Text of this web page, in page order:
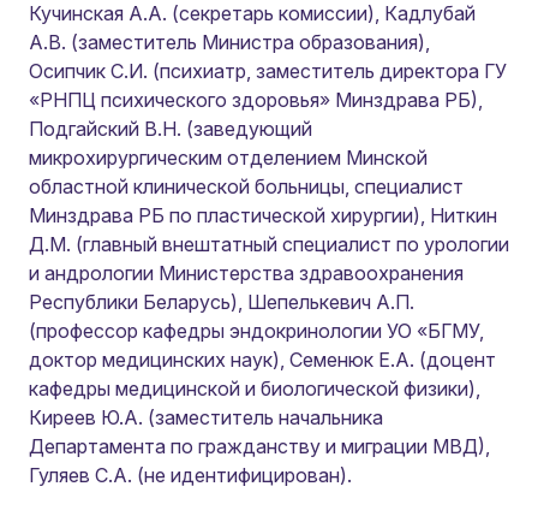
Кучинская А.А. (секретарь комиссии), Кадлубай
А.В. (заместитель Министра образования),
Осипчик С.И. (психиатр, заместитель директора ГУ
«РНПЦ психического здоровья» Минздрава РБ),
Подгайский В.Н. (заведующий
микрохирургическим отделением Минской
областной клинической больницы, специалист
Минздрава РБ по пластической хирургии), Ниткин
Д.М. (главный внештатный специалист по урологии
и андрологии Министерства здравоохранения
Республики Беларусь), Шепелькевич А.П.
(профессор кафедры эндокринологии УО «БГМУ,
доктор медицинских наук), Семенюк Е.А. (доцент
кафедры медицинской и биологической физики),
Киреев Ю.А. (заместитель начальника
Департамента по гражданству и миграции МВД),
Гуляев С.А. (не идентифицирован).